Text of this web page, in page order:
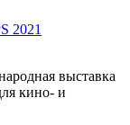
2021
выставка
кино- и